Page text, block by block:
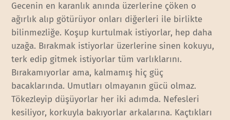
Gecenin en karanlık anında üzerlerine çöken o
ağırlık alıp götürüyor onları diğerleri ile birlikte
bilinmezliğe. Koşup kurtulmak istiyorlar, hep daha
uzağa. Bırakmak istiyorlar üzerlerine sinen kokuyu,
terk edip gitmek istiyorlar tüm varlıklarını.
Bırakamıyorlar ama, kalmamış hiç güç
bacaklarında. Umutları olmayanın gücü olmaz.
Tökezleyip düşüyorlar her iki adımda. Nefesleri
kesiliyor, korkuyla bakıyorlar arkalarına. Kaçtıkları